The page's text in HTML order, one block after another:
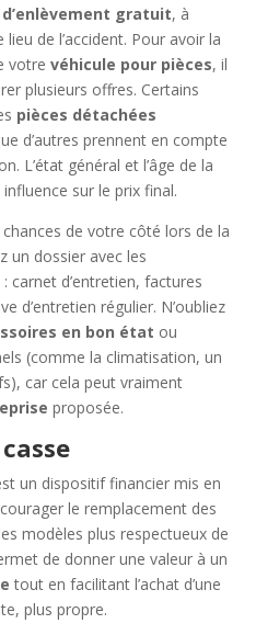
gratuit, à
de l’accident. Pour avoir la
votre véhicule pour pièces, il
plusieurs offres. Certains
pièces détachées
d’autres prennent en compte
L’état général et l’âge de la
sur le prix final.
de votre côté lors de la
un dossier avec les
carnet d’entretien, factures
d’entretien régulier. N’oubliez
en bon état ou
(comme la climatisation, un
car cela peut vraiment
proposée.
un dispositif financier mis en
le remplacement des
modèles plus respectueux de
de donner une valeur à un
tout en facilitant l’achat d’une
plus propre.